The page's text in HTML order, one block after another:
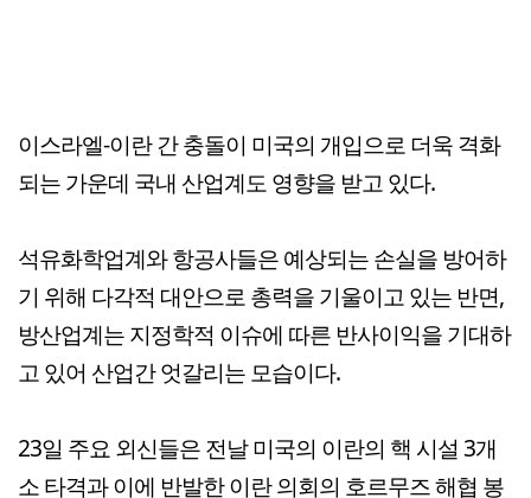
이스라엘-이란 간 충돌이 미국의 개입으로 더욱 격화
되는 가운데 국내 산업계도 영향을 받고 있다.
석유화학업계와 항공사들은 예상되는 손실을 방어하
기 위해 다각적 대안으로 총력을 기울이고 있는 반면,
방산업계는 지정학적 이슈에 따른 반사이익을 기대하
고 있어 산업간 엇갈리는 모습이다.
23일 주요 외신들은 전날 미국의 이란의 핵 시설 3개
소 타격과 이에 반발한 이란 의회의 호르무즈 해협 봉